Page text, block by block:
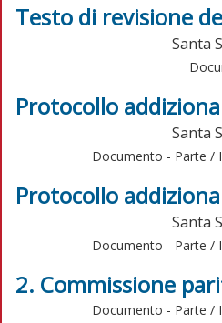
Testo di revisione
Santa
Protocollo
Santa
Documento - Parte /
Protocollo
Santa
Documento - Parte /
2. Commissione
Documento - Parte /